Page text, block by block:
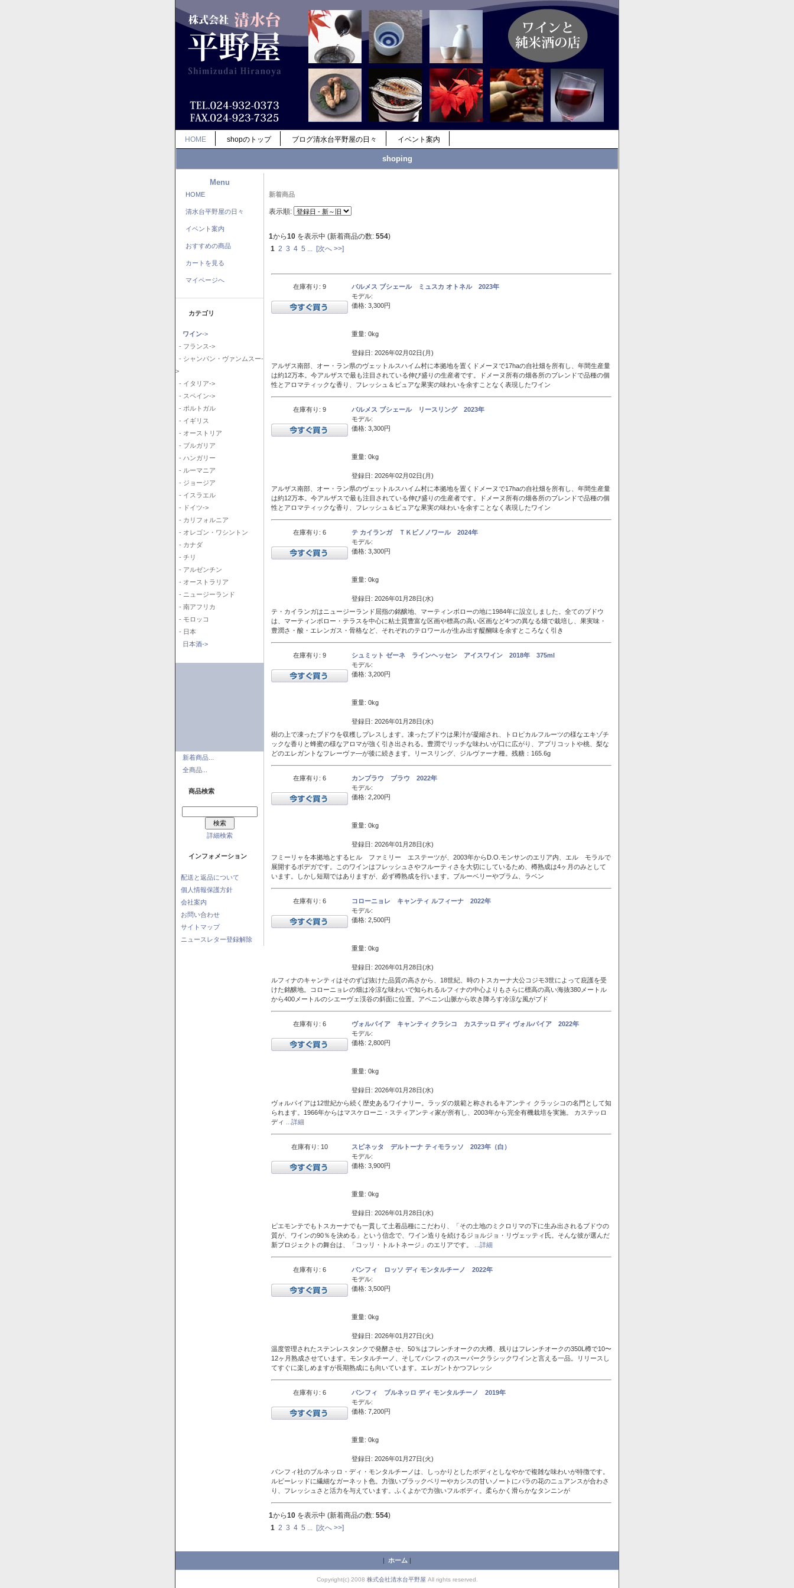
HOME shopのトップ ブログ清水台平野屋の日々 イベント案内
shoping
Menu
HOME
清水台平野屋の日々
イベント案内
おすすめの商品
カートを見る
マイページへ
カテゴリ
ワイン->
- フランス->
- シャンパン・ヴァンムスー-
>
- イタリア->
- スペイン->
- ポルトガル
- イギリス
- オーストリア
- ブルガリア
- ハンガリー
- ルーマニア
- ジョージア
- イスラエル
- ドイツ->
- カリフォルニア
- オレゴン・ワシントン
- カナダ
- チリ
- アルゼンチン
- オーストラリア
- ニュージーランド
- 南アフリカ
- モロッコ
- 日本
日本酒->
新着商品...
全商品...
商品検索
詳細検索
インフォメーション
配送と返品について
個人情報保護方針
会社案内
お問い合わせ
サイトマップ
ニュースレター登録解除
新着商品
表示順:
1から10 を表示中 (新着商品の数: 554)
1 2 3 4 5 [次へ >>]
在庫有り: 9
バルメス ブシェール ミュスカ オトネル 2023年
モデル:
価格: 3,300円
重量: 0kg
登録日: 2026年02月02日(月)
アルザス南部、オー・ラン県のヴェットルスハイム村に本拠地を置くドメーヌで17haの自社畑を所有し、年間生産量
は約12万本。今アルザスで最も注目されている伸び盛りの生産者です。ドメーヌ所有の畑各所のブレンドで品種の個
性とアロマティックな香り、フレッシュ＆ピュアな果実の味わいを余すことなく表現したワイン
在庫有り: 9
バルメス ブシェール リースリング 2023年
モデル:
価格: 3,300円
重量: 0kg
登録日: 2026年02月02日(月)
アルザス南部、オー・ラン県のヴェットルスハイム村に本拠地を置くドメーヌで17haの自社畑を所有し、年間生産量
は約12万本。今アルザスで最も注目されている伸び盛りの生産者です。ドメーヌ所有の畑各所のブレンドで品種の個
性とアロマティックな香り、フレッシュ＆ピュアな果実の味わいを余すことなく表現したワイン
在庫有り: 6
テ カイランガ ＴＫピノノワール 2024年
モデル:
価格: 3,300円
重量: 0kg
登録日: 2026年01月28日(水)
テ・カイランガはニュージーランド屈指の銘醸地、マーティンボローの地に1984年に設立しました。全てのブドウ
は、マーティンボロー・テラスを中心に粘土質豊富な区画や標高の高い区画など4つの異なる畑で栽培し、果実味・
豊潤さ・酸・エレンガス・骨格など、それぞれのテロワールが生み出す醍醐味を余すところなく引き
在庫有り: 9
シュミット ゼーネ ラインヘッセン アイスワイン 2018年 375ml
モデル:
価格: 3,200円
重量: 0kg
登録日: 2026年01月28日(水)
樹の上で凍ったブドウを収穫しプレスします。凍ったブドウは果汁が凝縮され、トロピカルフルーツの様なエキゾチ
ックな香りと蜂蜜の様なアロマが強く引き出される。豊潤でリッチな味わいが口に広がり、アプリコットや桃、梨な
どのエレガントなフレーヴァ―が後に続きます。リースリング、ジルヴァーナ種。残糖：165.6g
在庫有り: 6
カンブラウ ブラウ 2022年
モデル:
価格: 2,200円
重量: 0kg
登録日: 2026年01月28日(水)
フミーリャを本拠地とするヒル ファミリー エステーツが、2003年からD.O.モンサンのエリア内、エル モラルで
展開するボデガです。このワインはフレッシュさやフルーティさを大切にしているため、樽熟成は4ヶ月のみとして
います。しかし短期ではありますが、必ず樽熟成を行います。ブルーベリーやプラム、ラベン
在庫有り: 6
コローニョレ キャンティ ルフィーナ 2022年
モデル:
価格: 2,500円
重量: 0kg
登録日: 2026年01月28日(水)
ルフィナのキャンティはそのずば抜けた品質の高さから、18世紀、時のトスカーナ大公コジモ3世によって庇護を受
けた銘醸地。コローニョレの畑は冷涼な味わいで知られるルフィナの中心よりもさらに標高の高い海抜380メートル
から400メートルのシエーヴェ渓谷の斜面に位置。アペニン山脈から吹き降ろす冷涼な風がブド
在庫有り: 6
ヴォルパイア キャンティ クラシコ カステッロ ディ ヴォルパイア 2022年
モデル:
価格: 2,800円
重量: 0kg
登録日: 2026年01月28日(水)
ヴォルパイアは12世紀から続く歴史あるワイナリー。ラッダの規範と称されるキアンティ クラッシコの名門として知
られます。1966年からはマスケローニ・スティアンティ家が所有し、2003年から完全有機栽培を実施。 カステッロ
ディ
...詳細
在庫有り: 10
スピネッタ デルトーナ ティモラッソ 2023年（白）
モデル:
価格: 3,900円
重量: 0kg
登録日: 2026年01月28日(水)
ピエモンテでもトスカーナでも一貫して土着品種にこだわり、「その土地のミクロリマの下に生み出されるブドウの
質が、ワインの90％を決める」という信念で、ワイン造りを続けるジョルジョ・リヴェッティ氏。そんな彼が選んだ
新プロジェクトの舞台は、「コッリ・トルトネージ」のエリアです。
...詳細
在庫有り: 6
バンフィ ロッソ ディ モンタルチーノ 2022年
モデル:
価格: 3,500円
重量: 0kg
登録日: 2026年01月27日(火)
温度管理されたステンレスタンクで発酵させ、50％はフレンチオークの大樽、残りはフレンチオークの350L樽で10〜
12ヶ月熟成させています。モンタルチーノ、そしてバンフィのスーパークラシックワインと言える一品。リリースし
てすぐに楽しめますが長期熟成にも向いています。エレガントかつフレッシ
在庫有り: 6
バンフィ ブルネッロ ディ モンタルチーノ 2019年
モデル:
価格: 7,200円
重量: 0kg
登録日: 2026年01月27日(火)
バンフィ社のブルネッロ・ディ・モンタルチーノは、しっかりとしたボディとしなやかで複雑な味わいが特徴です。
ルビーレッドに繊細なガーネット色。力強いブラックベリーやカシスの甘いノートにバラの花のニュアンスが合わさ
り、フレッシュさと活力を与えています。ふくよかで力強いフルボディ。柔らかく滑らかなタンニンが
1から10 を表示中 (新着商品の数: 554)
1 2 3 4 5 [次へ >>]
| ホーム |
Copyright(c) 2008 株式会社清水台平野屋 All rights reserved.